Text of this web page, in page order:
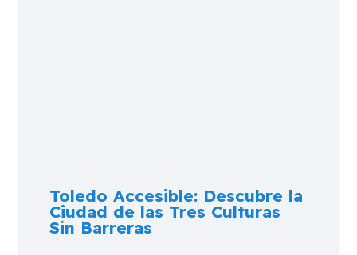
Toledo Accesible: Descubre la
Ciudad de las Tres Culturas
Sin Barreras